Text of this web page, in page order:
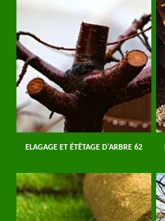
ELAGAGE ET ÉTÊTAGE D'ARBRE 62